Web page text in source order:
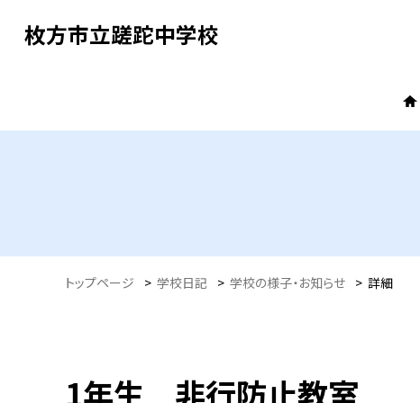
枚方市立蹉跎中学校
トップページ > 学校日記 > 学校の様子・お知らせ > 詳細
1年生 非行防止教室